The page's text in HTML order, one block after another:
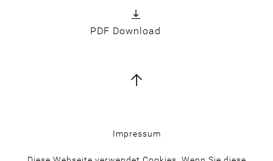
Impressum